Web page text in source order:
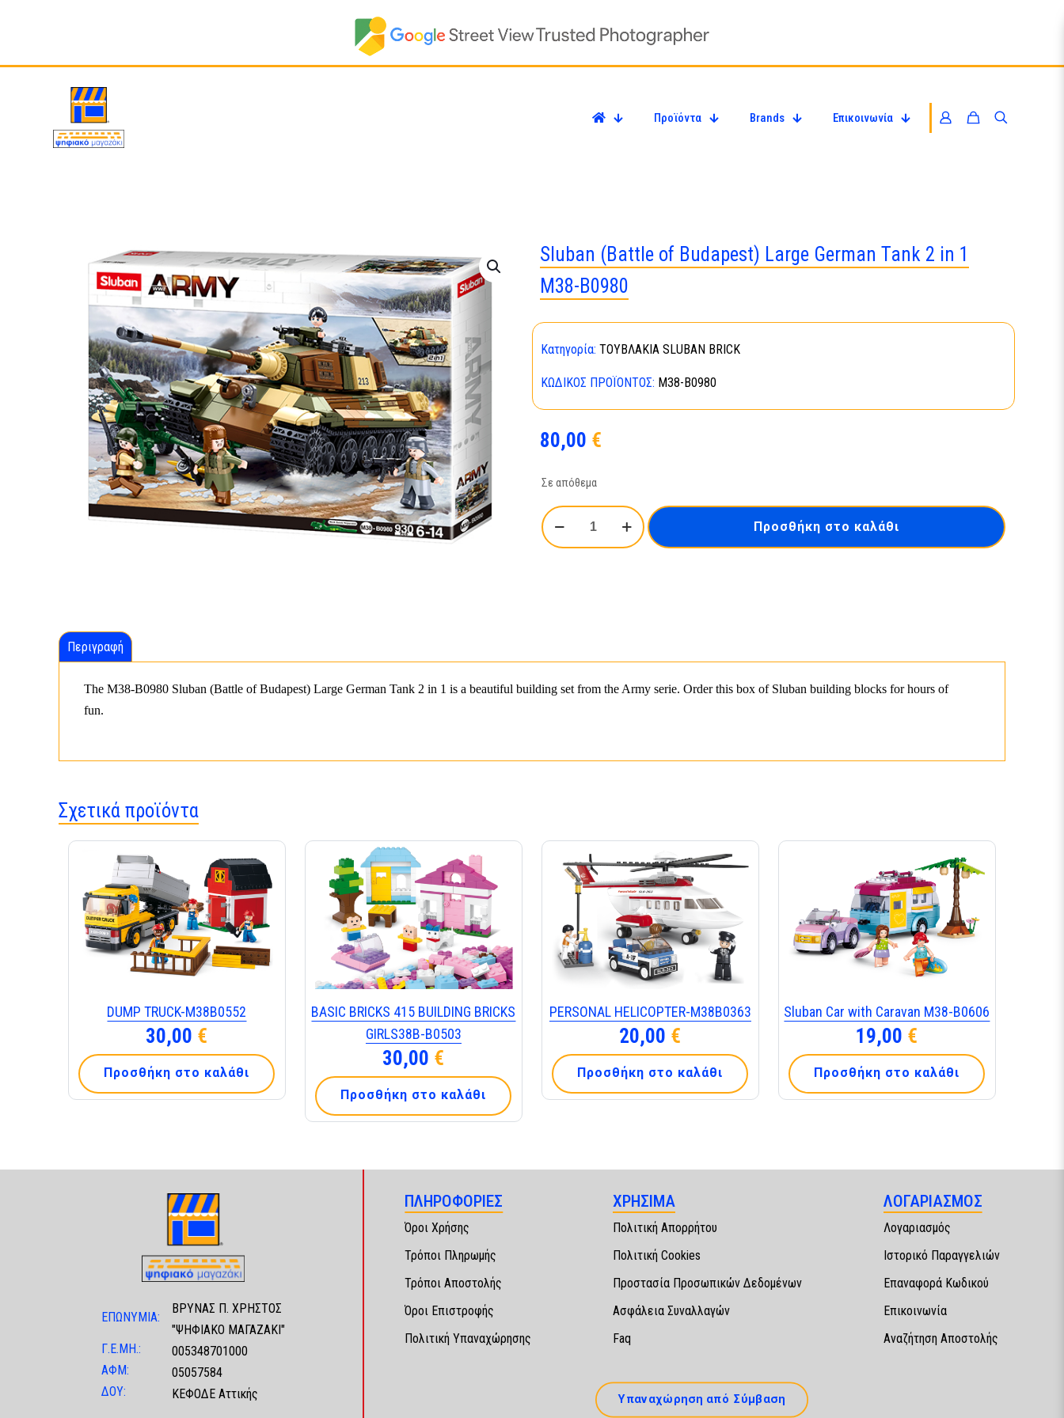
Προϊόντα Brands Επικοινωνία
Sluban (Battle of Budapest) Large German Tank 2 in 1
M38-B0980
Κατηγορία: ΤΟΥΒΛΑΚΙΑ SLUBAN BRICK
ΚΩΔΙΚΌΣ ΠΡΟΪΌΝΤΟΣ: M38-B0980
80,00 €
Σε απόθεμα
Sluban
(Battle
2
in
Προσθήκη στο καλάθι
Περιγραφή
The M38-B0980 Sluban (Battle of Budapest) Large German Tank 2 in 1 is a beautiful building set from the Army serie. Order this box of Sluban building blocks for hours of
fun.
Σχετικά προϊόντα
DUMP TRUCK-M38B0552
30,00 €
Προσθήκη στο καλάθι
BASIC BRICKS 415 BUILDING BRICKS
GIRLS38B-B0503
30,00 €
Προσθήκη στο καλάθι
PERSONAL HELICOPTER-Μ38Β0363
20,00 €
Προσθήκη στο καλάθι
Sluban Car with Caravan M38-B0606
19,00 €
Προσθήκη στο καλάθι
ΕΠΩΝΥΜΙΑ:
ΒΡΥΝΑΣ Π. ΧΡΗΣΤΟΣ
"ΨΗΦΙΑΚΟ ΜΑΓΑΖΑΚΙ"
Γ.Ε.ΜΗ.:
005348701000
ΑΦΜ:
05057584
ΔΟΥ:
ΚΕΦΟΔΕ Αττικής
ΠΛΗΡΟΦΟΡΙΕΣ
Όροι Χρήσης
Τρόποι Πληρωμής
Τρόποι Αποστολής
Όροι Επιστροφής
Πολιτική Υπαναχώρησης
ΧΡΗΣΙΜΑ
Πολιτική Απορρήτου
Πολιτική Cookies
Προστασία Προσωπικών Δεδομένων
Ασφάλεια Συναλλαγών
Faq
ΛΟΓΑΡΙΑΣΜΟΣ
Λογαριασμός
Ιστορικό Παραγγελιών
Επαναφορά Κωδικού
Επικοινωνία
Αναζήτηση Αποστολής
Υπαναχώρηση από Σύμβαση